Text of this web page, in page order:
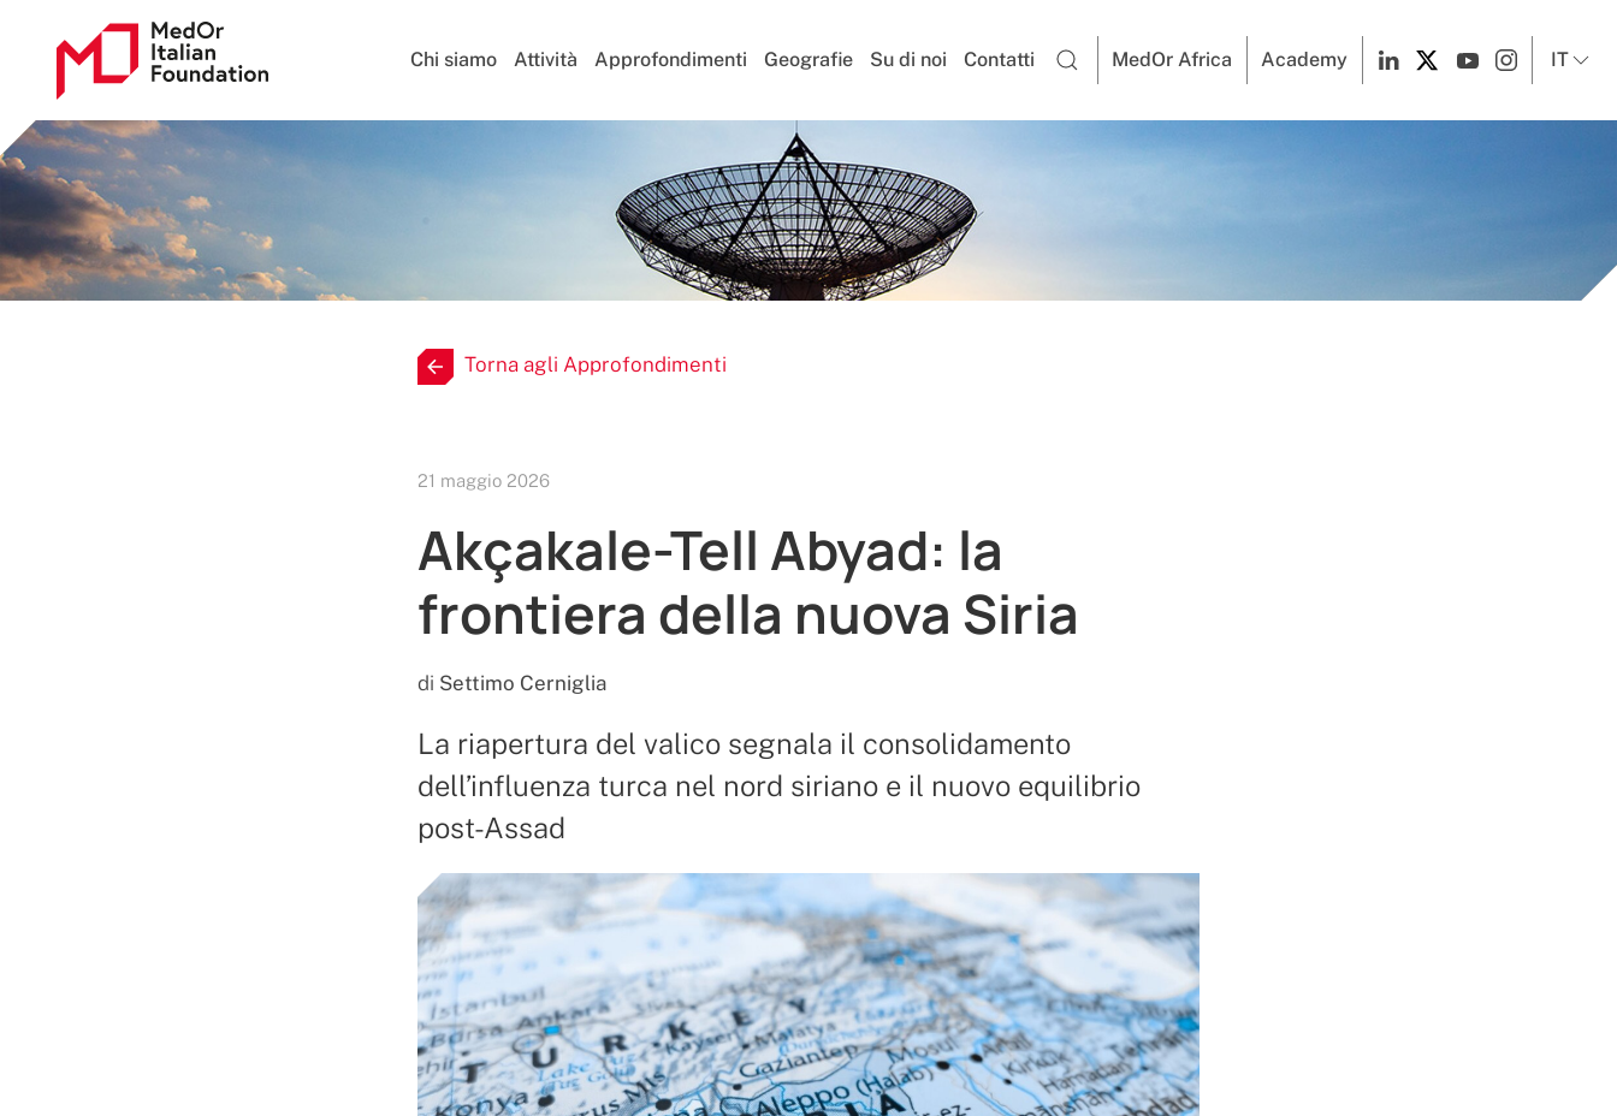
Chi siamo Attività Approfondimenti Geografie Su di noi Contatti MedOr Africa Academy IT
Torna agli Approfondimenti
21 maggio 2026
Akçakale-Tell Abyad: la
frontiera della nuova Siria
di Settimo Cerniglia
La riapertura del valico segnala il consolidamento
dell’influenza turca nel nord siriano e il nuovo equilibrio
post-Assad